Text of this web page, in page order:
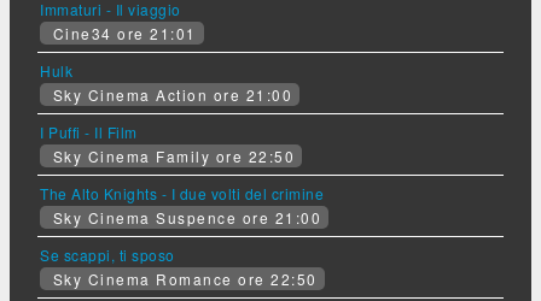
Immaturi - Il viaggio
Cine34 ore 21:01
Hulk
Sky Cinema Action ore 21:00
I Puffi - Il Film
Sky Cinema Family ore 22:50
The Alto Knights - I due volti del crimine
Sky Cinema Suspence ore 21:00
Se scappi, ti sposo
Sky Cinema Romance ore 22:50